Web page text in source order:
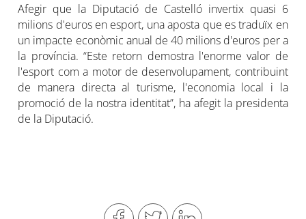
Afegir que la Diputació de Castelló invertix quasi 6
milions d'euros en esport, una aposta que es traduïx en
un impacte econòmic anual de 40 milions d'euros per a
la província. “Este retorn demostra l'enorme valor de
l'esport com a motor de desenvolupament, contribuint
de manera directa al turisme, l'economia local i la
promoció de la nostra identitat”, ha afegit la presidenta
de la Diputació.